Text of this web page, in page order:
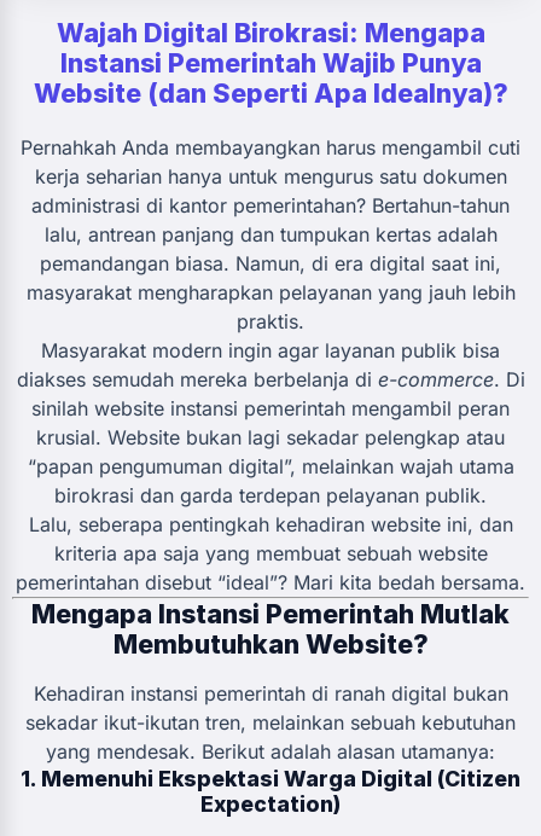
Wajah Digital Birokrasi: Mengapa
Instansi Pemerintah Wajib Punya
Website (dan Seperti Apa Idealnya)?
Pernahkah Anda membayangkan harus mengambil cuti
kerja seharian hanya untuk mengurus satu dokumen
administrasi di kantor pemerintahan? Bertahun-tahun
lalu, antrean panjang dan tumpukan kertas adalah
pemandangan biasa. Namun, di era digital saat ini,
masyarakat mengharapkan pelayanan yang jauh lebih
praktis.
Masyarakat modern ingin agar layanan publik bisa
diakses semudah mereka berbelanja di e-commerce. Di
sinilah website instansi pemerintah mengambil peran
krusial. Website bukan lagi sekadar pelengkap atau
“papan pengumuman digital”, melainkan wajah utama
birokrasi dan garda terdepan pelayanan publik.
Lalu, seberapa pentingkah kehadiran website ini, dan
kriteria apa saja yang membuat sebuah website
pemerintahan disebut “ideal”? Mari kita bedah bersama.
Mengapa Instansi Pemerintah Mutlak
Membutuhkan Website?
Kehadiran instansi pemerintah di ranah digital bukan
sekadar ikut-ikutan tren, melainkan sebuah kebutuhan
yang mendesak. Berikut adalah alasan utamanya:
1. Memenuhi Ekspektasi Warga Digital (Citizen
Expectation)